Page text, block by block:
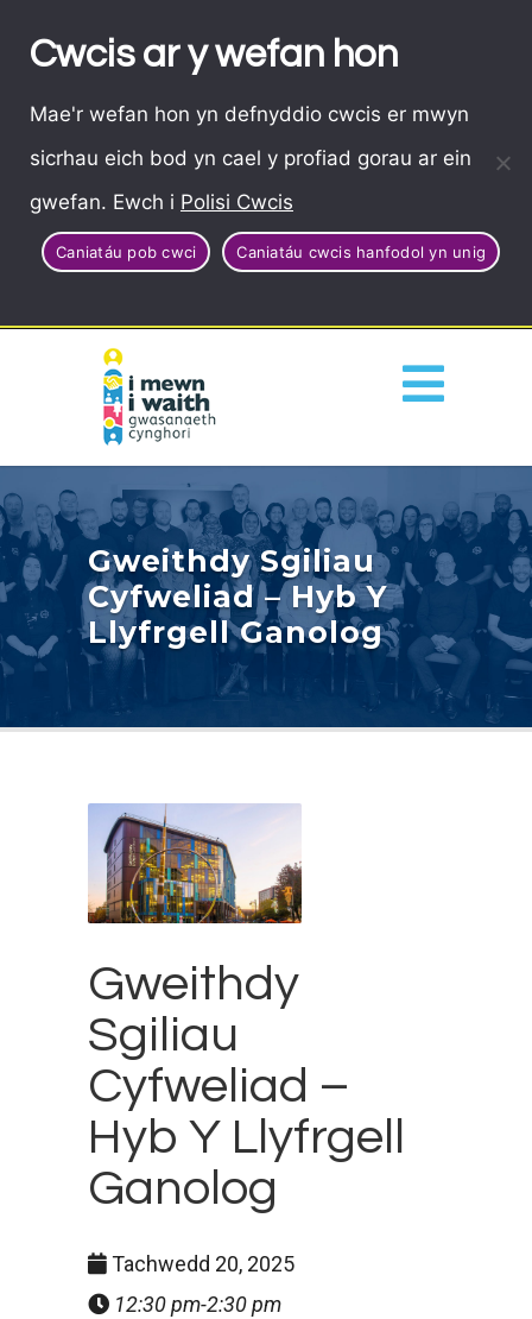
Cwcis ar y wefan hon
Mae'r wefan hon yn defnyddio cwcis er mwyn
sicrhau eich bod yn cael y profiad gorau ar ein
gwefan. Ewch i Polisi Cwcis
Caniatáu pob cwci Caniatáu cwcis hanfodol yn unig
Gweithdy Sgiliau
Cyfweliad – Hyb Y
Llyfrgell Ganolog
Gweithdy
Sgiliau
Cyfweliad –
Hyb Y Llyfrgell
Ganolog
Tachwedd 20, 2025
12:30 pm-2:30 pm